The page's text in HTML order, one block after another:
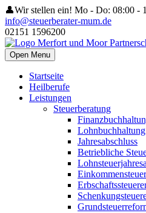
👤Wir stellen ein! Mo - Do: 08:00 -
info@steuerberater-mum.de
02151 1596200
Open Menu
Startseite
Heilberufe
Leistungen
Steuerberatung
Lohnbuchhaltung
Jahresabschluss
Betriebliche